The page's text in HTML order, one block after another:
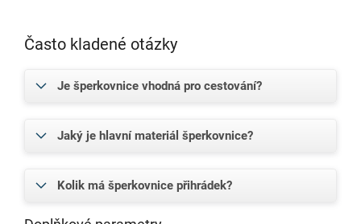
Často kladené otázky
Je šperkovnice vhodná pro cestování?
Jaký je hlavní materiál šperkovnice?
Kolik má šperkovnice přihrádek?